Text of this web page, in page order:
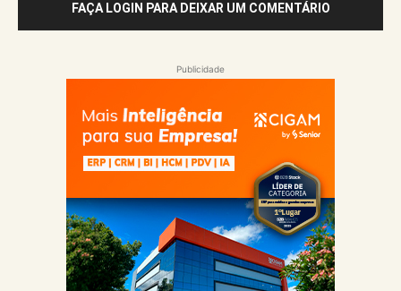
FAÇA LOGIN PARA DEIXAR UM COMENTÁRIO
Publicidade